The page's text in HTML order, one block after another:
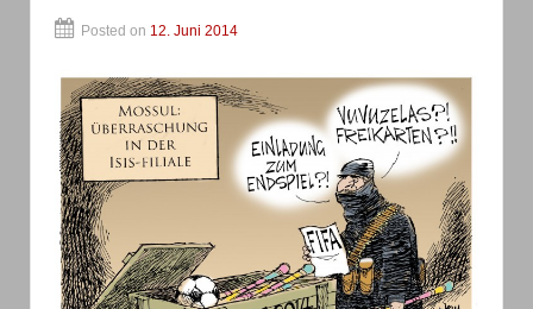
Posted on 12. Juni 2014